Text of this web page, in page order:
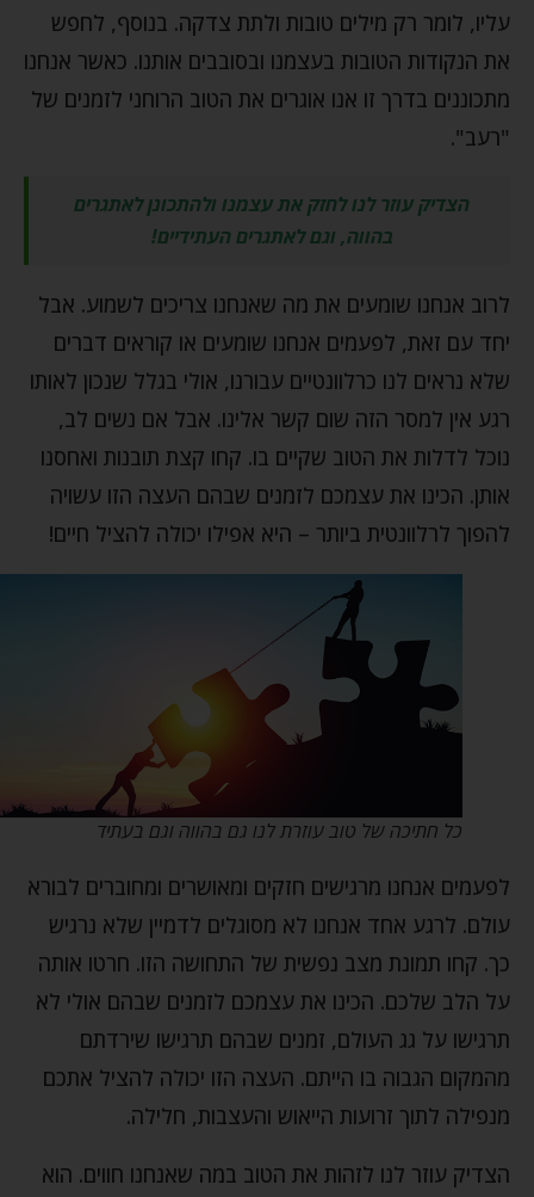
עליו, לומר רק מילים טובות ולתת צדקה. בנוסף, לחפש
את הנקודות הטובות בעצמנו ובסובבים אותנו. כאשר אנחנו
מתכוננים בדרך זו אנו אוגרים את הטוב הרוחני לזמנים של
"רעב".
הצדיק עוזר לנו לחזק את עצמנו ולהתכונן לאתגרים
בהווה, וגם לאתגרים העתידיים!
לרוב אנחנו שומעים את מה שאנחנו צריכים לשמוע. אבל
יחד עם זאת, לפעמים אנחנו שומעים או קוראים דברים
שלא נראים לנו כרלוונטיים עבורנו, אולי בגלל שנכון לאותו
רגע אין למסר הזה שום קשר אלינו. אבל אם נשים לב,
נוכל לדלות את הטוב שקיים בו. קחו קצת תובנות ואחסנו
אותן. הכינו את עצמכם לזמנים שבהם העצה הזו עשויה
להפוך לרלוונטית ביותר – היא אפילו יכולה להציל חיים!
כל חתיכה של טוב עוזרת לנו גם בהווה וגם בעתיד
לפעמים אנחנו מרגישים חזקים ומאושרים ומחוברים לבורא
עולם. לרגע אחד אנחנו לא מסוגלים לדמיין שלא נרגיש
כך. קחו תמונת מצב נפשית של התחושה הזו. חרטו אותה
על הלב שלכם. הכינו את עצמכם לזמנים שבהם אולי לא
תרגישו על גג העולם, זמנים שבהם תרגישו שירדתם
מהמקום הגבוה בו הייתם. העצה הזו יכולה להציל אתכם
מנפילה לתוך זרועות הייאוש והעצבות, חלילה.
הצדיק עוזר לנו לזהות את הטוב במה שאנחנו חווים. הוא